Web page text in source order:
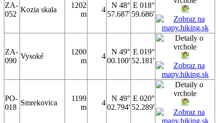
ZA-
052
Kozia skala
1202
m
4
N 48°
57.687'
E 018°
59.686'
ZA-
090
Vysoké
1200
m
4
N 49°
00.100'
E 019°
52.181'
PO-
018
Smrekovica
1199
m
4
N 49°
02.794'
E 020°
52.289'